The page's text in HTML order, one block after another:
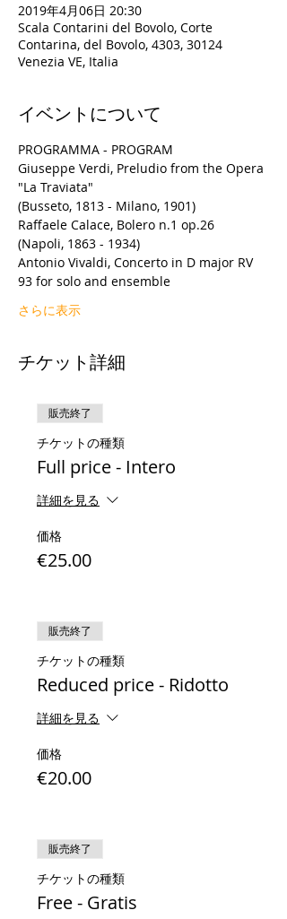
2019年4月06日 20:30
Scala Contarini del Bovolo, Corte
Contarina, del Bovolo, 4303, 30124
Venezia VE, Italia
イベントについて
PROGRAMMA - PROGRAM
Giuseppe Verdi, Preludio from the Opera
"La Traviata"
(Busseto, 1813 - Milano, 1901)
Raffaele Calace, Bolero n.1 op.26
(Napoli, 1863 - 1934)
Antonio Vivaldi, Concerto in D major RV
93 for solo and ensemble
さらに表示
チケット詳細
販売終了
チケットの種類
Full price - Intero
詳細を見る
価格
€25.00
販売終了
チケットの種類
Reduced price - Ridotto
詳細を見る
価格
€20.00
販売終了
チケットの種類
Free - Gratis